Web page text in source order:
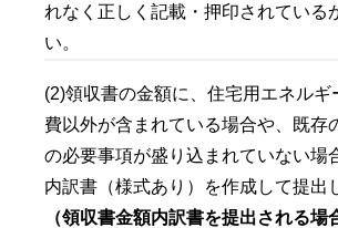
れなく正しく記載・押印されている
い。
(2)領収書の金額に、住宅用エネルギ
費以外が含まれている場合や、既存
の必要事項が盛り込まれていない場
内訳書（様式あり）を作成して提出
（領収書金額内訳書を提出される場